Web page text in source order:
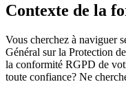
Contexte de la
Vous cherchez à naviguer
Général sur la Protection
la conformité RGPD de
toute confiance? Ne